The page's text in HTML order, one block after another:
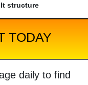
structure
TODAY
daily to find